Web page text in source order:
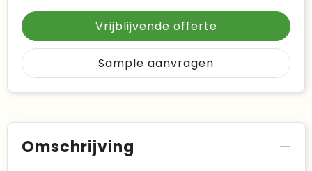
Vrijblijvende offerte
Sample aanvragen
Omschrijving